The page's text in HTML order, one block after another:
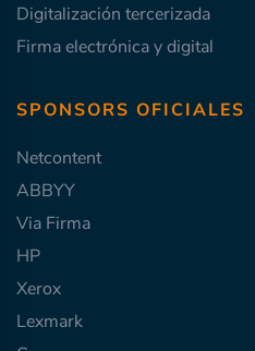
Digitalización tercerizada
Firma electrónica y digital
SPONSORS OFICIALES
Netcontent
ABBYY
Via Firma
HP
Xerox
Lexmark